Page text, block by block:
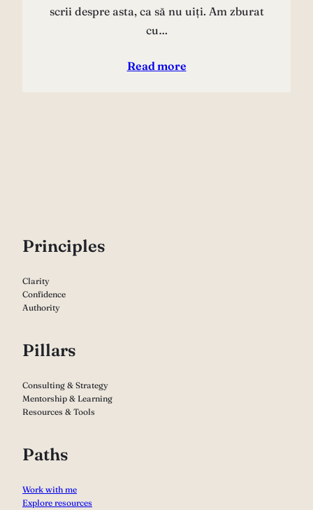
scrii despre asta, ca să nu uiți. Am zburat
cu…
Read more
Principles
Clarity
Confidence
Authority
Pillars
Consulting & Strategy
Mentorship & Learning
Resources & Tools
Paths
Work with me
Explore resources